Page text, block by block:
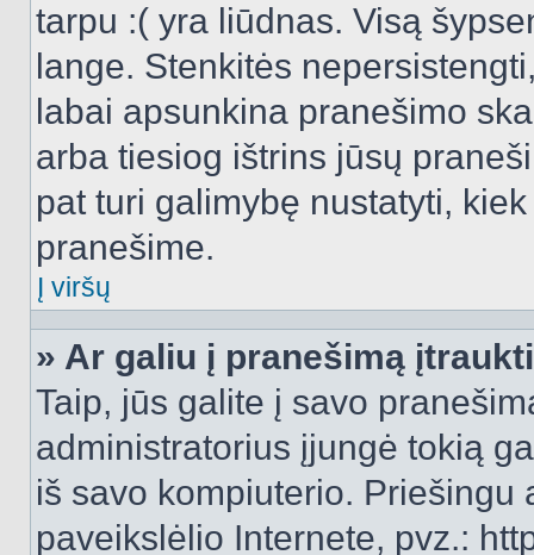
tarpu :( yra liūdnas. Visą
lange. Stenkitės
labai apsunkina pranešimo
arba tiesiog ištrins jūsų
pat turi galimybę nustatyti,
pranešime.
Į viršų
» Ar galiu į pranešimą
Taip, jūs galite į savo
administratorius įjungė tokią
iš savo kompiuterio.
paveikslėlio Internete, pvz.: